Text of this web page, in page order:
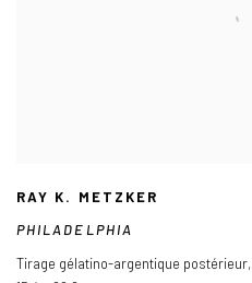
RAY K. METZKER
PHILADELPHIA
Tirage gélatino-argentique postérieur,